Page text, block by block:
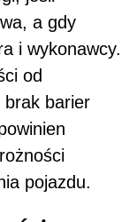
a gdy
i wykonawcy.
od
brak barier
pojazdu.